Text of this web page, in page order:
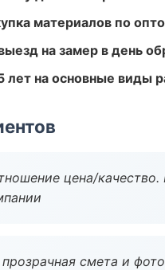
материалов по
на замер в день
лет на основные виды
цена/
смета и